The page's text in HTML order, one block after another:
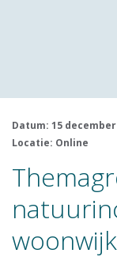
Datum: 15 december
Locatie: Online